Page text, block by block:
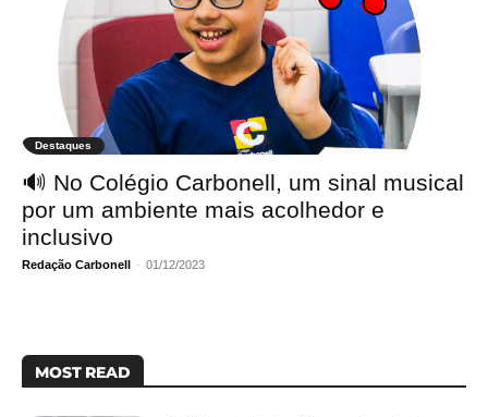
Destaques
🔊 No Colégio Carbonell, um sinal musical
por um ambiente mais acolhedor e
inclusivo
Redação Carbonell - 01/12/2023
MOST READ